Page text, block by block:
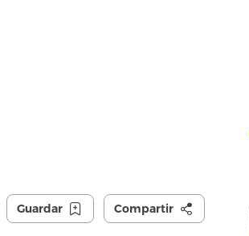
Guardar Compartir